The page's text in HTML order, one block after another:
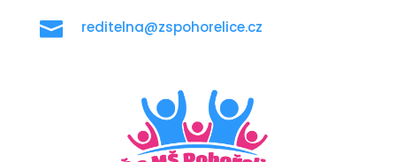
 reditelna@zspohorelice.cz